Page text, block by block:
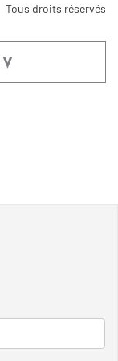
Tous droits réservés